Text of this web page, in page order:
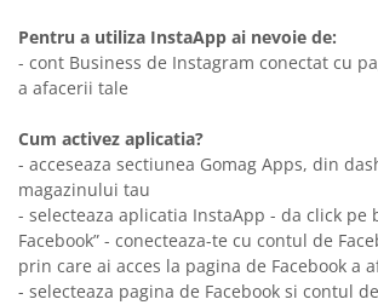
Pentru a utiliza InstaApp ai nevoie de:
- cont Business de Instagram conectat cu
a afacerii tale
Cum activez aplicatia?
- acceseaza sectiunea Gomag Apps, din
magazinului tau
- selecteaza aplicatia InstaApp - da click pe
Facebook” - conecteaza-te cu contul de
prin care ai acces la pagina de Facebook a
- selecteaza pagina de Facebook si contul